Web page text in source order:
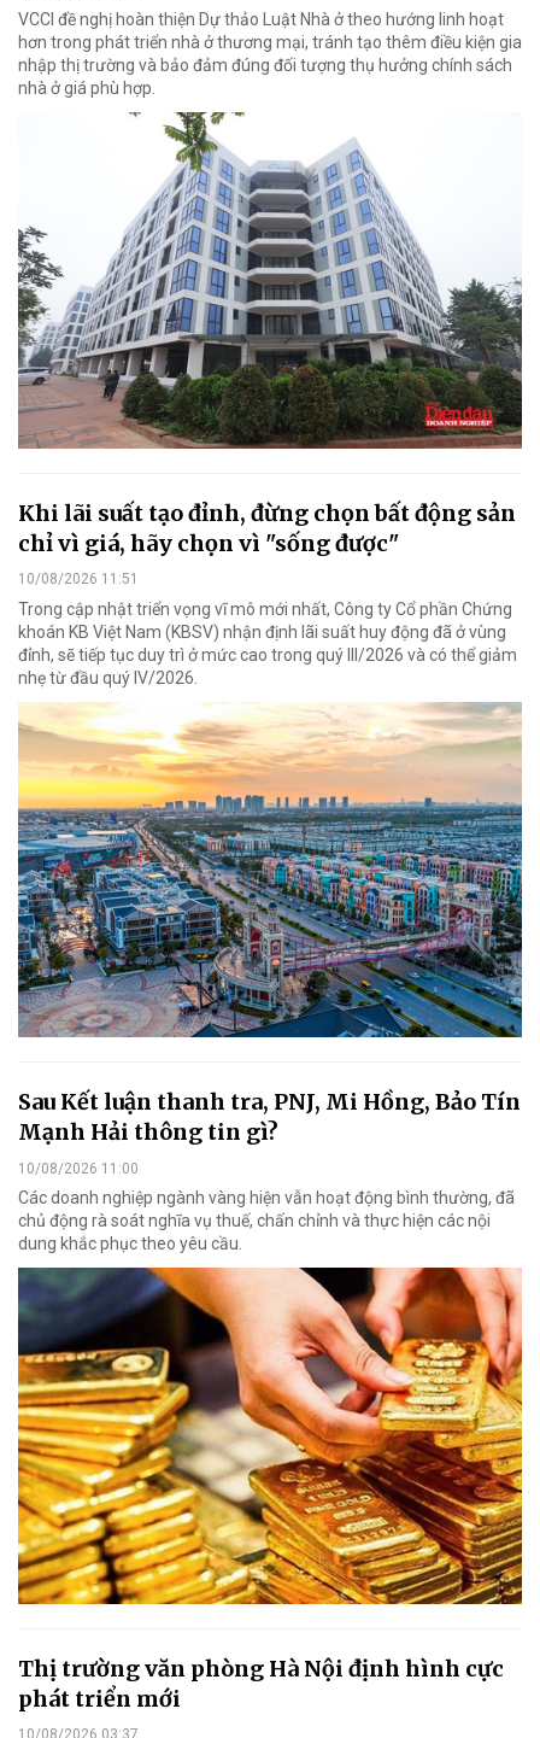
VCCI đề nghị hoàn thiện Dự thảo Luật Nhà ở theo hướng linh hoạt
hơn trong phát triển nhà ở thương mại, tránh tạo thêm điều kiện gia
nhập thị trường và bảo đảm đúng đối tượng thụ hưởng chính sách
nhà ở giá phù hợp.
Khi lãi suất tạo đỉnh, đừng chọn bất động sản
chỉ vì giá, hãy chọn vì "sống được"
10/08/2026 11:51
Trong cập nhật triển vọng vĩ mô mới nhất, Công ty Cổ phần Chứng
khoán KB Việt Nam (KBSV) nhận định lãi suất huy động đã ở vùng
đỉnh, sẽ tiếp tục duy trì ở mức cao trong quý III/2026 và có thể giảm
nhẹ từ đầu quý IV/2026.
Sau Kết luận thanh tra, PNJ, Mi Hồng, Bảo Tín
Mạnh Hải thông tin gì?
10/08/2026 11:00
Các doanh nghiệp ngành vàng hiện vẫn hoạt động bình thường, đã
chủ động rà soát nghĩa vụ thuế, chấn chỉnh và thực hiện các nội
dung khắc phục theo yêu cầu.
Thị trường văn phòng Hà Nội định hình cực
phát triển mới
10/08/2026 03:37